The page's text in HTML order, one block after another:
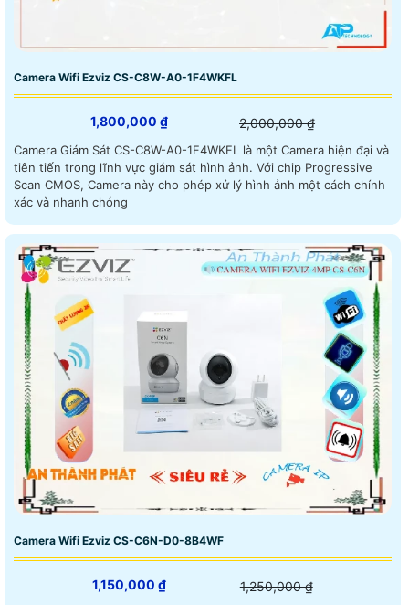
Camera Wifi Ezviz CS-C8W-A0-1F4WKFL
1,800,000 ₫ 2,000,000 ₫
Camera Giám Sát CS-C8W-A0-1F4WKFL là một Camera hiện đại và
tiên tiến trong lĩnh vực giám sát hình ảnh. Với chip Progressive
Scan CMOS, Camera này cho phép xử lý hình ảnh một cách chính
xác và nhanh chóng
Camera Wifi Ezviz CS-C6N-D0-8B4WF
1,150,000 ₫ 1,250,000 ₫